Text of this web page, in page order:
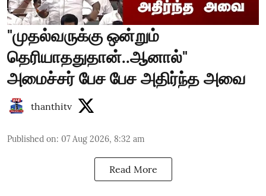
"முதல்வருக்கு ஒன்றும்
தெரியாததுதான்..ஆனால்"
அமைச்சர் பேச பேச அதிர்ந்த அவை
thanthitv
Published on: 07 Aug 2026, 8:32 am
Read More